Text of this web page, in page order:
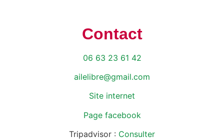
Contact
06 63 23 61 42
ailelibre@gmail.com
Site internet
Page facebook
Tripadvisor : Consulter